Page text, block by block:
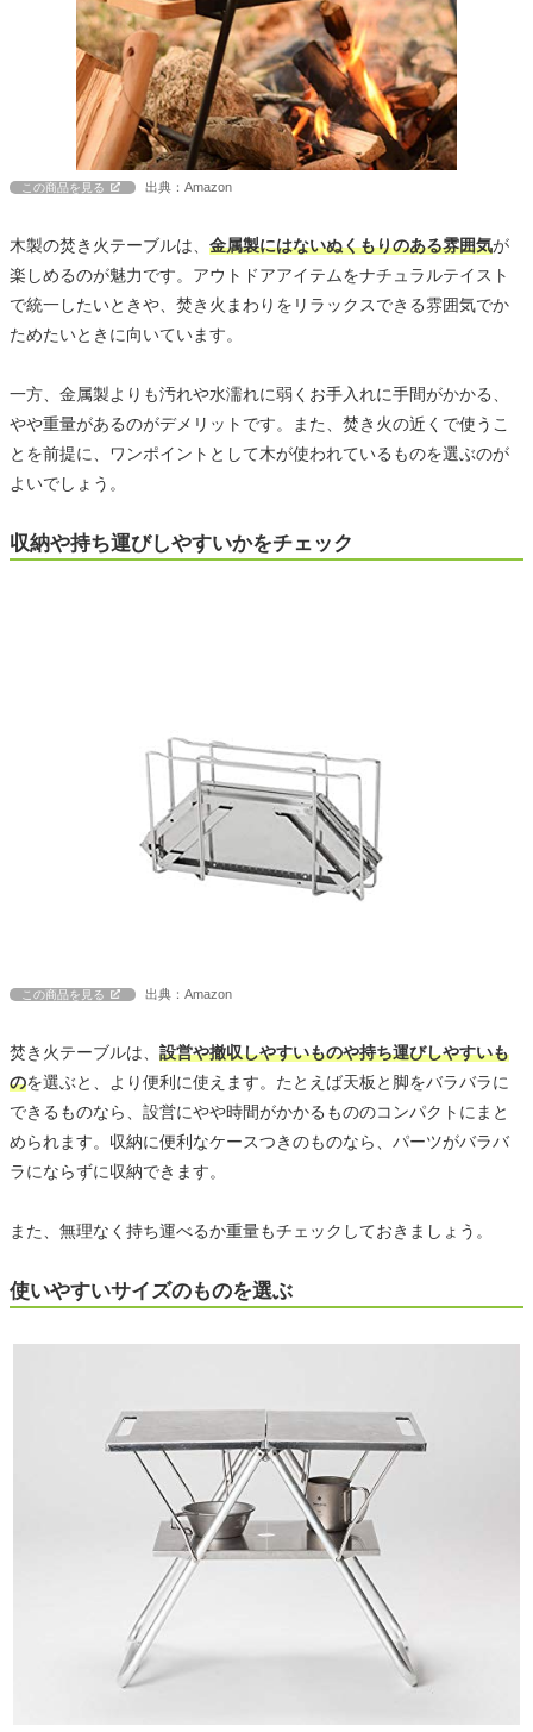
この商品を見る 出典：Amazon
木製の焚き火テーブルは、 金属製にはないぬくもりのある雰囲気が
楽しめるのが魅力です。アウトドアアイテムをナチュラルテイスト
で統一したいときや、焚き火まわりをリラックスできる雰囲気でか
ためたいときに向いています。
一方、金属製よりも汚れや水濡れに弱くお手入れに手間がかかる、
やや重量があるのがデメリットです。また、焚き火の近くで使うこ
とを前提に、ワンポイントとして木が使われているものを選ぶのが
よいでしょう。
収納や持ち運びしやすいかをチェック
この商品を見る 出典：Amazon
焚き火テーブルは、 設営や撤収しやすいものや持ち運びしやすいも
のを選ぶと、より便利に使えます。たとえば天板と脚をバラバラに
できるものなら、設営にやや時間がかかるもののコンパクトにまと
められます。収納に便利なケースつきのものなら、パーツがバラバ
ラにならずに収納できます。
また、無理なく持ち運べるか重量もチェックしておきましょう。
使いやすいサイズのものを選ぶ